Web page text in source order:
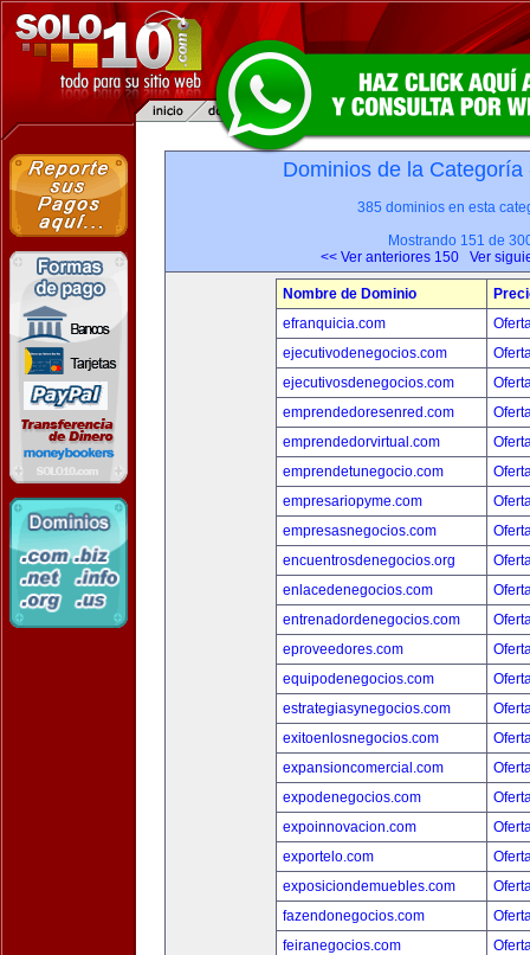
Dominios de la
385 dominios en esta
Mostrando 151 de
<< Ver anteriores 150
Ver
Nombre de Dominio
efranquicia.com
ejecutivodenegocios.com
ejecutivosdenegocios.com
emprendedoresenred.com
emprendedorvirtual.com
emprendetunegocio.com
empresariopyme.com
empresasnegocios.com
encuentrosdenegocios.org
enlacedenegocios.com
entrenadordenegocios.com
eproveedores.com
equipodenegocios.com
estrategiasynegocios.com
exitoenlosnegocios.com
expansioncomercial.com
expodenegocios.com
expoinnovacion.com
exportelo.com
exposiciondemuebles.com
fazendonegocios.com
feiranegocios.com